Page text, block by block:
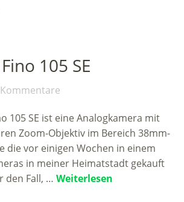
105 SE
105 SE ist eine Analogkamera mit
Zoom-Objektiv im Bereich 38mm-
die vor einigen Wochen in einem
in meiner Heimatstadt gekauft
den Fall, … Weiterlesen